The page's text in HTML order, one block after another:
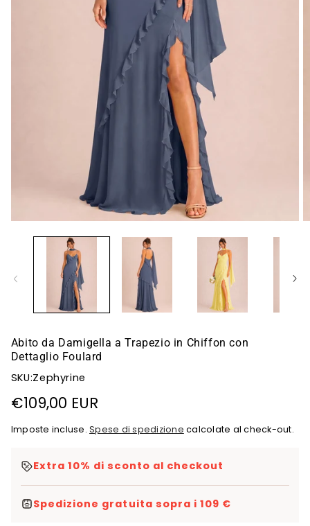
Abito da Damigella a Trapezio in Chiffon con
Dettaglio Foulard
SKU:Zephyrine
Prezzo
di
€109,00 EUR
Imposte incluse.Spese di spedizione calcolate al check-out.
Extra 10% di sconto al checkout
Spedizione gratuita sopra i 109 €